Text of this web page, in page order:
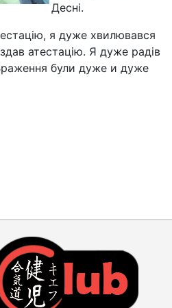
Десні.
я дуже хвилювався
атестацію. Я дуже радів
були дуже и дуже